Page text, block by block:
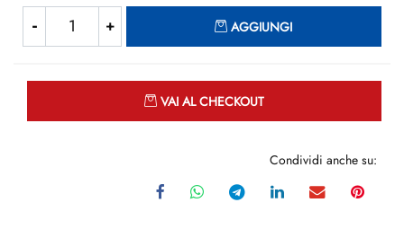
AGGIUNGI
VAI AL CHECKOUT
Condividi anche su: